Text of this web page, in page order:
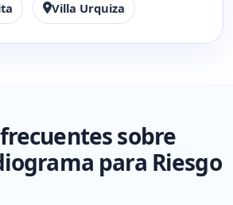
Villa Urquiza
sobre
para Riesgo